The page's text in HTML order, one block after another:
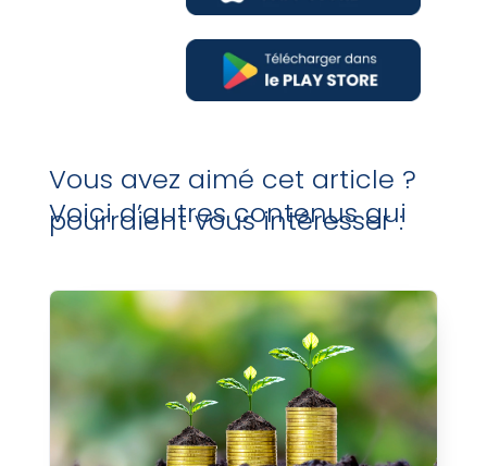
Vous avez aimé cet article ?
Voici d’autres contenus qui
pourraient vous intéresser :